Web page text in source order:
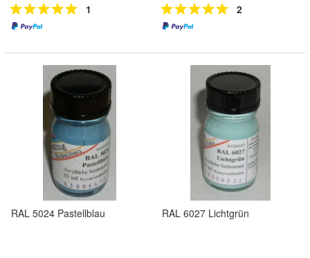
1 2
RAL 5024 Pastellblau RAL 6027 Lichtgrün